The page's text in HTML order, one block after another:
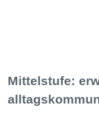
Mittelstufe: